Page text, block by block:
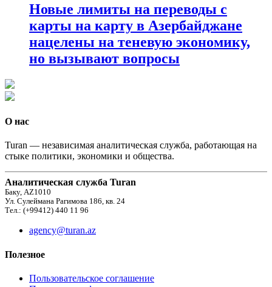
Новые лимиты на переводы с
карты на карту в Азербайджане
нацелены на теневую экономику,
но вызывают вопросы
О нас
Turan — независимая аналитическая служба, работающая на
стыке политики, экономики и общества.
Аналитическая служба Turan
Баку, AZ1010
Ул. Сулеймана Рагимова 186, кв. 24
Тел.: (+99412) 440 11 96
agency@turan.az
Полезное
Пользовательское соглашение